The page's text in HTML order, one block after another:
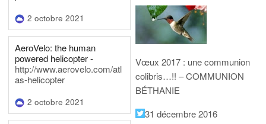
2 octobre 2021
AeroVelo: the human
powered helicopter -
http://www.aerovelo.com/atl
as-helicopter
2 octobre 2021
Vœux 2017 : une communion
colibris…!! – COMMUNION
BÉTHANIE
31 décembre 2016